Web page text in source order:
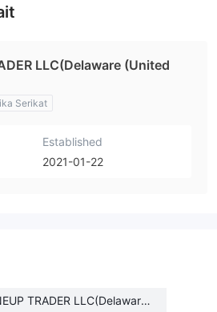
LLC(Delaware (United
Serikat
Established
2021-01-22
TRADER LLC(Delaware